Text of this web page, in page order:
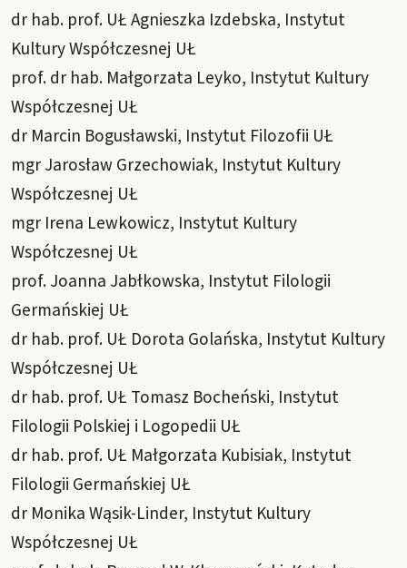
dr hab. prof. UŁ Agnieszka Izdebska, Instytut
Kultury Współczesnej UŁ
prof. dr hab. Małgorzata Leyko, Instytut Kultury
Współczesnej UŁ
dr Marcin Bogusławski, Instytut Filozofii UŁ
mgr Jarosław Grzechowiak, Instytut Kultury
Współczesnej UŁ
mgr Irena Lewkowicz, Instytut Kultury
Współczesnej UŁ
prof. Joanna Jabłkowska, Instytut Filologii
Germańskiej UŁ
dr hab. prof. UŁ Dorota Golańska, Instytut Kultury
Współczesnej UŁ
dr hab. prof. UŁ Tomasz Bocheński, Instytut
Filologii Polskiej i Logopedii UŁ
dr hab. prof. UŁ Małgorzata Kubisiak, Instytut
Filologii Germańskiej UŁ
dr Monika Wąsik-Linder, Instytut Kultury
Współczesnej UŁ